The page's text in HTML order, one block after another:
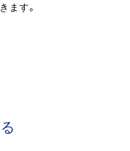
ます。